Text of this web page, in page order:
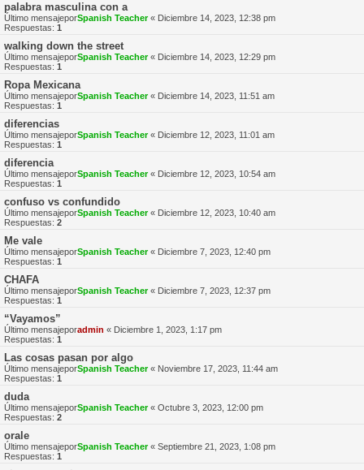
palabra masculina con a
Último mensajeporSpanish Teacher« Diciembre 14, 2023, 12:38 pm
Respuestas: 1
walking down the street
Último mensajeporSpanish Teacher« Diciembre 14, 2023, 12:29 pm
Respuestas: 1
Ropa Mexicana
Último mensajeporSpanish Teacher« Diciembre 14, 2023, 11:51 am
Respuestas: 1
diferencias
Último mensajeporSpanish Teacher« Diciembre 12, 2023, 11:01 am
Respuestas: 1
diferencia
Último mensajeporSpanish Teacher« Diciembre 12, 2023, 10:54 am
Respuestas: 1
confuso vs confundido
Último mensajeporSpanish Teacher« Diciembre 12, 2023, 10:40 am
Respuestas: 2
Me vale
Último mensajeporSpanish Teacher« Diciembre 7, 2023, 12:40 pm
Respuestas: 1
CHAFA
Último mensajeporSpanish Teacher« Diciembre 7, 2023, 12:37 pm
Respuestas: 1
“Vayamos”
Último mensajeporadmin « Diciembre 1, 2023, 1:17 pm
Respuestas: 1
Las cosas pasan por algo
Último mensajeporSpanish Teacher« Noviembre 17, 2023, 11:44 am
Respuestas: 1
duda
Último mensajeporSpanish Teacher« Octubre 3, 2023, 12:00 pm
Respuestas: 2
orale
Último mensajeporSpanish Teacher« Septiembre 21, 2023, 1:08 pm
Respuestas: 1